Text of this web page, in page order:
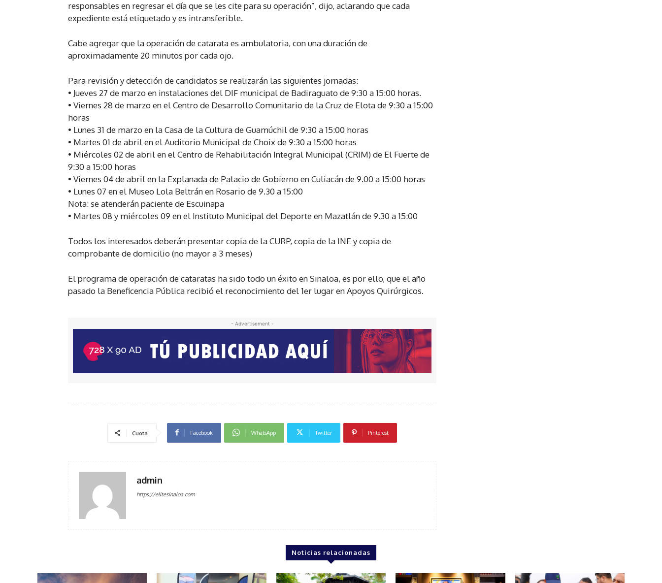
responsables en regresar el día que se les cite para su operación”, dijo, aclarando que cada
expediente está etiquetado y es intransferible.
Cabe agregar que la operación de catarata es ambulatoria, con una duración de
aproximadamente 20 minutos por cada ojo.
Para revisión y detección de candidatos se realizarán las siguientes jornadas:
• Jueves 27 de marzo en instalaciones del DIF municipal de Badiraguato de 9:30 a 15:00 horas.
• Viernes 28 de marzo en el Centro de Desarrollo Comunitario de la Cruz de Elota de 9:30 a 15:00
horas
• Lunes 31 de marzo en la Casa de la Cultura de Guamúchil de 9:30 a 15:00 horas
• Martes 01 de abril en el Auditorio Municipal de Choix de 9:30 a 15:00 horas
• Miércoles 02 de abril en el Centro de Rehabilitación Integral Municipal (CRIM) de El Fuerte de
9:30 a 15:00 horas
• Viernes 04 de abril en la Explanada de Palacio de Gobierno en Culiacán de 9.00 a 15:00 horas
• Lunes 07 en el Museo Lola Beltrán en Rosario de 9.30 a 15:00
Nota: se atenderán paciente de Escuinapa
• Martes 08 y miércoles 09 en el Instituto Municipal del Deporte en Mazatlán de 9.30 a 15:00
Todos los interesados deberán presentar copia de la CURP, copia de la INE y copia de
comprobante de domicilio (no mayor a 3 meses)
El programa de operación de cataratas ha sido todo un éxito en Sinaloa, es por ello, que el año
pasado la Beneficencia Pública recibió el reconocimiento del 1er lugar en Apoyos Quirúrgicos.
- Advertisement -
Cuota Facebook WhatsApp Twitter Pinterest
admin
https://elitesinaloa.com
Noticias relacionadas